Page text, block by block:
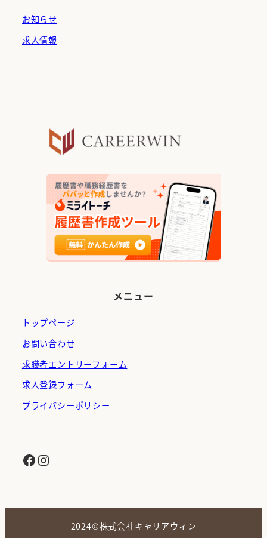
お知らせ
求人情報
メニュー
トップページ
お問い合わせ
求職者エントリーフォーム
求人登録フォーム
プライバシーポリシー
Facebook Instagram
2024©株式会社キャリアウィン